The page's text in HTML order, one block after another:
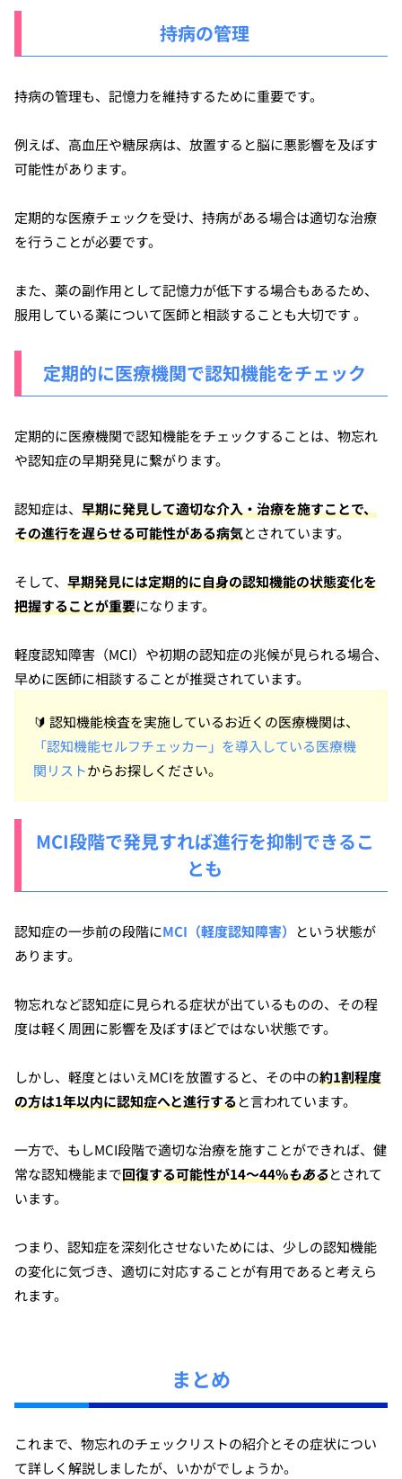
持病の管理
持病の管理も、記憶力を維持するために重要です。
例えば、高血圧や糖尿病は、放置すると脳に悪影響を及ぼす
可能性があります。
定期的な医療チェックを受け、持病がある場合は適切な治療
を行うことが必要です。
また、薬の副作用として記憶力が低下する場合もあるため、
服用している薬について医師と相談することも大切です 。
定期的に医療機関で認知機能をチェック
定期的に医療機関で認知機能をチェックすることは、物忘れ
や認知症の早期発見に繋がります。
認知症は、 早期に発見して適切な介入・治療を施すことで、
その進行を遅らせる可能性がある病気とされています。
そして、 早期発見には定期的に自身の認知機能の状態変化を
把握することが重要になります。
軽度認知障害（MCI）や初期の認知症の兆候が見られる場合、
早めに医師に相談することが推奨されています。
🔰 認知機能検査を実施しているお近くの医療機関は、
「認知機能セルフチェッカー」を導入している医療機
関リストからお探しください。
MCI段階で発見すれば進行を抑制できるこ
とも
認知症の一歩前の段階にMCI（軽度認知障害）
という状態が
あります。
物忘れなど認知症に見られる症状が出ているものの、その程
度は軽く周囲に影響を及ぼすほどではない状態です。
しかし、軽度とはいえMCIを放置すると、その中の約1割程度
の方は1年以内に認知症へと進行すると言われています。
一方で、もしMCI段階で適切な治療を施すことができれば、健
常な認知機能まで回復する可能性が14〜44%もあるとされて
います。
つまり、認知症を深刻化させないためには、少しの認知機能
の変化に気づき、適切に対応することが有用であると考えら
れます。
まとめ
これまで、物忘れのチェックリストの紹介とその症状につい
て詳しく解説しましたが、いかがでしょうか。